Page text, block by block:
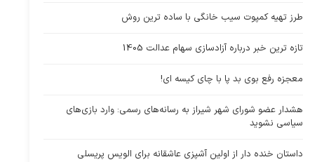
طرز تهیه کمپوت سیب خانگی با ساده ترین روش
تازه ترین خبر درباره آزادسازی سهام عدالت 1405
معجزه رفع بوی بد پا با چای کیسه ای!
هشدار عضو شورای شهر شیراز به رسانه‌های رسمی: وارد بازی‌های
سیاسی نشوید
داستان خنده دار از اولین آشپزی عاشقانه برای الویس پریسلی